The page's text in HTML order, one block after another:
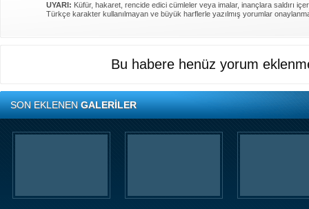
UYARI: Küfür, hakaret, rencide edici cümleler veya imalar, inançlara saldırı
Türkçe karakter kullanılmayan ve büyük harflerle yazılmış yorumlar
Bu habere henüz yorum
SON EKLENENGALERİLER